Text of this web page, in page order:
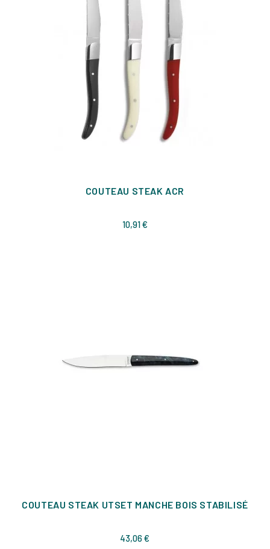
COUTEAU STEAK ACR
10,91 €
COUTEAU STEAK UTSET MANCHE BOIS STABILISÉ
43,06 €